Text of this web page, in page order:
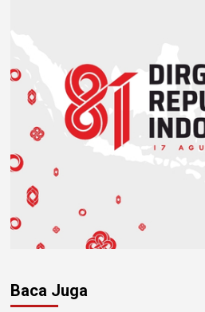
Baca Juga